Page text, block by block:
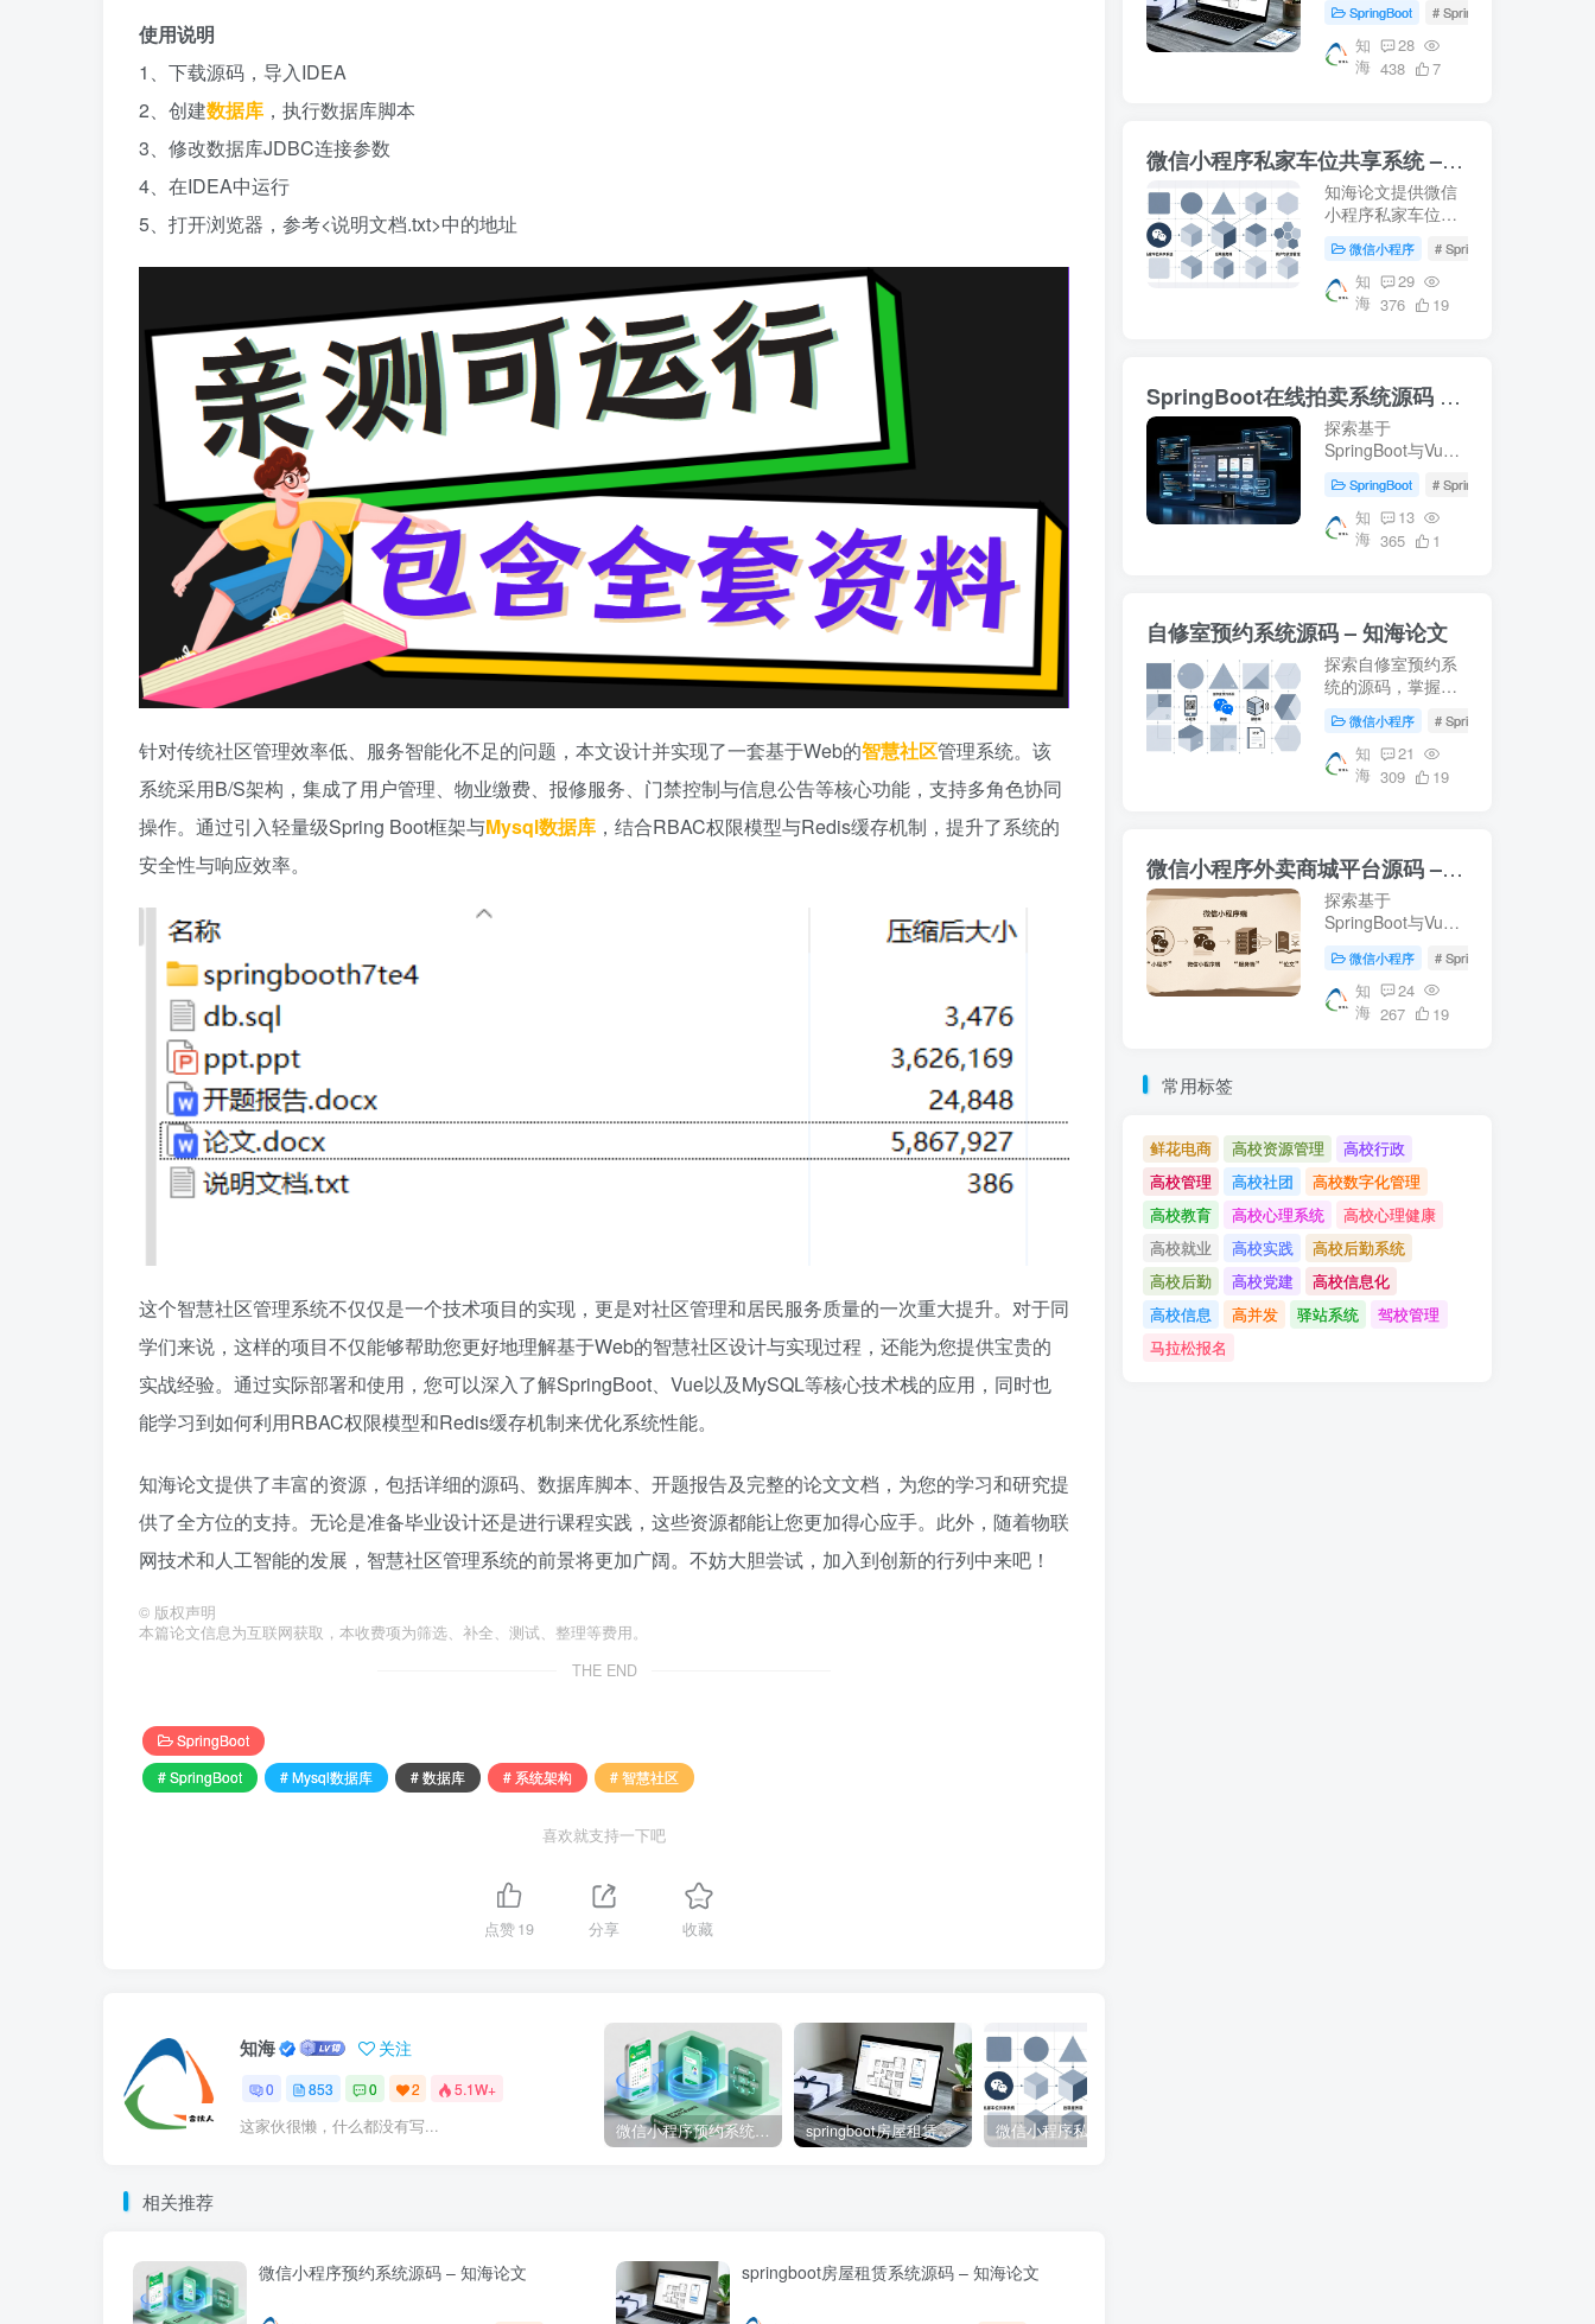
使用说明
1、下载源码，导入IDEA
2、创建数据库 ，执行数据库脚本
3、修改数据库JDBC连接参数
4、在IDEA中运行
5、打开浏览器，参考<说明文档.txt>中的地址
针对传统社区管理效率低、服务智能化不足的问题，本文设计并实现了一套基于Web的智慧社区管理系统。该
系统采用B/S架构，集成了用户管理、物业缴费、报修服务、门禁控制与信息公告等核心功能，支持多角色协同
操作。通过引入轻量级Spring Boot框架与Mysql数据库 ，结合RBAC权限模型与Redis缓存机制，提升了系统的
安全性与响应效率。
这个智慧社区管理系统不仅仅是一个技术项目的实现，更是对社区管理和居民服务质量的一次重大提升。对于同
学们来说，这样的项目不仅能够帮助您更好地理解基于Web的智慧社区设计与实现过程，还能为您提供宝贵的
实战经验。通过实际部署和使用，您可以深入了解SpringBoot、Vue以及MySQL等核心技术栈的应用，同时也
能学习到如何利用RBAC权限模型和Redis缓存机制来优化系统性能。
知海论文提供了丰富的资源，包括详细的源码、数据库脚本、开题报告及完整的论文文档，为您的学习和研究提
供了全方位的支持。无论是准备毕业设计还是进行课程实践，这些资源都能让您更加得心应手。此外，随着物联
网技术和人工智能的发展，智慧社区管理系统的前景将更加广阔。不妨大胆尝试，加入到创新的行列中来吧！
© 版权声明
本篇论文信息为互联网获取，本收费项为筛选、补全、测试、整理等费用。
THE END
SpringBoot
# SpringBoot
# Mysql数据库 # 数据库 # 系统架构 # 智慧社区
喜欢就支持一下吧
点赞19 分享 收藏
知海 关注
0 853 0 2 5.1W+
这家伙很懒，什么都没有写... 微信小程序预约系统源码 – 知海论文 springboot房屋租赁系统源码 – 知海论文
相关推荐
微信小程序预约系统源码 – 知海论文 springboot房屋租赁系统源码 – 知海论文
合Vue前端技术，
提供从数据库配置
到系统运行的完整
【知海论文】
SpringBoot # SpringBoot
知
海
28
438
7
微信小程序私家车位共享系统 – 知海论文
知海论文提供微信
小程序私家车位共
方案，包括
SpringBoot后端、
Vue前端及MySQL
下载和部署教程。
微信小程序 # SpringBoot
知
海
29
376
19
SpringBoot在线拍卖系统源码 – 知海论文
探索基于
SpringBoot与Vue
码，适用于毕业设
计及项目实战。涵
盖前端(html, js,
置(jdk1.8+, mysql,
maven)指南。获取
更多开发资料访...
SpringBoot # SpringBoot
知
海
13
365
1
自修室预约系统源码 – 知海论文
探索自修室预约系
统的源码，掌握
SpringBoot、Vue
等核心技术。适合
校园资源管理及毕
业设计参考。【知
微信小程序 # SpringBoot
知
海
21
309
19
微信小程序外卖商城平台源码 – 知海论文
探索基于
SpringBoot与Vue
商城平台源码，涵
盖从数据库设计到
前后端实现的完整
论文。
微信小程序 # SpringBoot
知
海
24
267
19
常用标签
鲜花电商 高校资源管理
高校行政
高校管理
高校社团
高校数字化管理
高校教育
高校心理系统
高校心理健康
高校就业
高校实践
高校后勤系统
高校后勤
高校党建
高校信息化
高校信息
高并发 驿站系统
驾校管理
马拉松报名